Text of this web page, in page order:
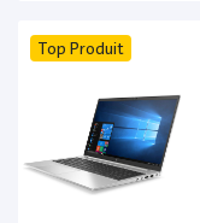
Top Produit